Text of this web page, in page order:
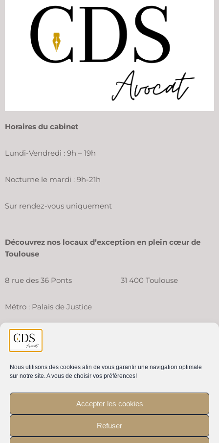
Nous utilisons des cookies afin de vous garantir une navigation optimale
sur notre site. A vous de choisir vos préférences!
Accepter les cookies
Refuser
Horaires du cabinet
Lundi-Vendredi : 9h – 19h
Nocturne le mardi : 9h-21h
Sur rendez-vous uniquement
Découvrez nos locaux d’exception en plein cœur de
Toulouse
8 rue des 36 Ponts 31 400 Toulouse
Métro : Palais de Justice
Un numéro unique
questions sur votre dossier
06 87 18 32 28
Mentions légales–Plan du site